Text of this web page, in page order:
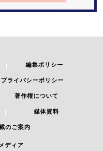
編集ポリシー
プライバシーポリシー
著作権について
媒体資料
のご案内
ディア